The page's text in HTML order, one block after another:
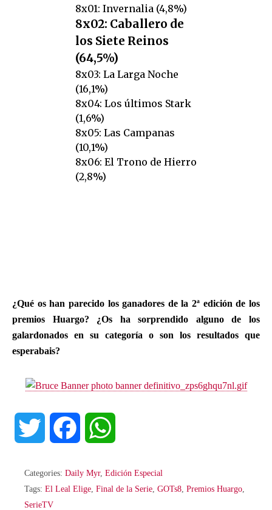
¿Qué os han parecido los ganadores de la 2ª edición de los
premios Huargo? ¿Os ha sorprendido alguno de los
galardonados en su categoría o son los resultados que
esperabais?
i c a
Categories: Daily Myr, Edición Especial
Tags: El Leal Elige Final de la Serie GOTs8 Premios Huargo
SerieTV